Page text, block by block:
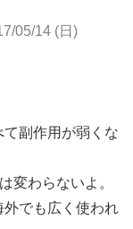
05/14 (日)
副作用が弱くな
変わらないよ。
でも広く使われ